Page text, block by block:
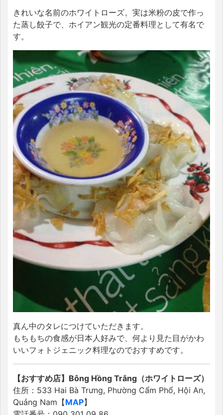
きれいな名前のホワイトローズ。実は米粉の皮で作っ
た蒸し餃子で、ホイアン観光の定番料理として有名で
す。
真ん中のタレにつけていただきます。
もちもちの食感が日本人好みで、何より見た目がかわ
いいフォトジェニック料理なのでおすすめです。
【おすすめ店】Bông Hồng Trắng（ホワイトローズ）
住所：533 Hai Bà Trưng, Phường Cẩm Phổ, Hội An,
Quảng Nam【MAP】